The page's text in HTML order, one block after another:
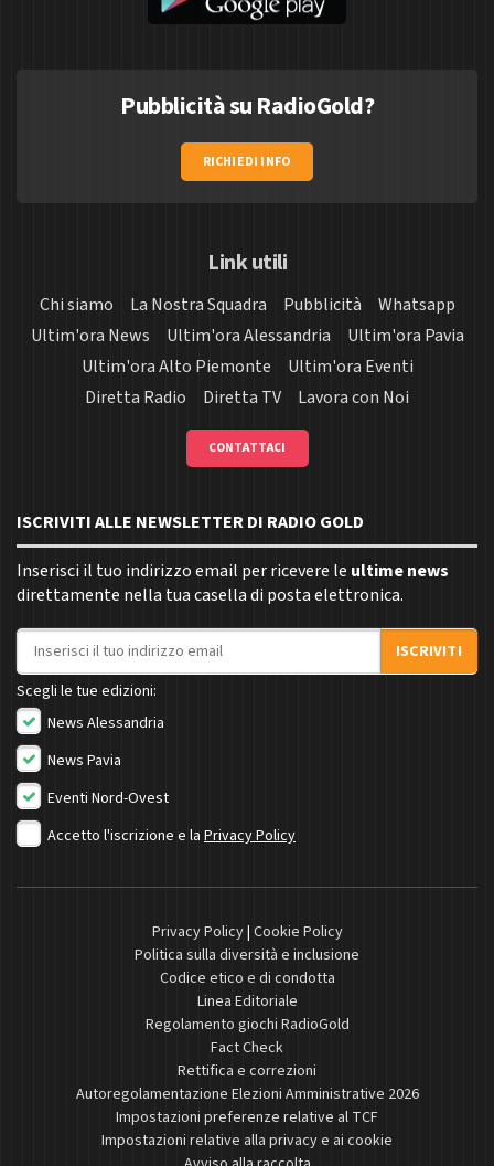
Pubblicità su RadioGold?
RICHIEDI INFO
Link utili
Chi siamo La Nostra Squadra Pubblicità
Whatsapp
Ultim'ora News
Ultim'ora Alessandria
Ultim'ora Pavia
Ultim'ora Alto Piemonte
Ultim'ora Eventi
Diretta Radio
Diretta TV Lavora con Noi
CONTATTACI
ISCRIVITI ALLE NEWSLETTER DI RADIO GOLD
Inserisci il tuo indirizzo email per ricevere le ultime news
direttamente nella tua casella di posta elettronica.
Indirizzo email
ISCRIVITI
Scegli le tue edizioni:
News Alessandria
News Pavia
Eventi Nord-Ovest
Accetto l'iscrizione e la Privacy Policy
Privacy Policy| Cookie Policy
Politica sulla diversità e inclusione
Codice etico e di condotta
Linea Editoriale
Regolamento giochi RadioGold
Fact Check
Rettifica e correzioni
Autoregolamentazione Elezioni Amministrative 2026
Impostazioni preferenze relative al TCF
Impostazioni relative alla privacy e ai cookie